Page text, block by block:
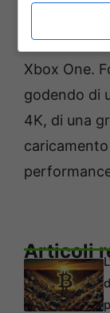
gratuito e
per i
Xbox One.
godendo di
4K, di una
Articoli